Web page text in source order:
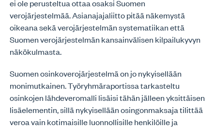
ei ole perusteltua ottaa osaksi Suomen
verojärjestelmää. Asianajajaliitto pitää näkemystä
oikeana sekä verojärjestelmän systematiikan että
Suomen verojärjestelmän kansainvälisen kilpailukyvyn
näkökulmasta.
Suomen osinkoverojärjestelmä on jo nykyisellään
monimutkainen. Työryhmäraportissa tarkasteltu
osinkojen lähdeveromalli lisäisi tähän jälleen yksittäisen
lisäelementin, sillä nykyisellään osingonmaksaja tilittää
veroa vain kotimaisille luonnollisille henkilöille ja